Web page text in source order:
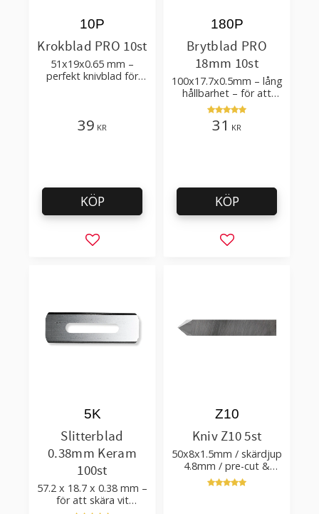
Krokblad PRO 10st
51x19x0.65 mm –
perfekt knivblad för
10P
39 KR
Lägg till i favoriter
KÖP
Brytblad PRO
18mm 10st
100x17.7x0.5mm – lång
hållbarhet – för att
skära kartong, tapet
och golvmaterial
180P
31 KR
Lägg till i
KÖP
Slitterblad
0.38mm Keram
100st
57.2 x 18.7 x 0.38 mm –
för att skära vit
5K
Kniv Z10 5st
50x8x1.5mm / skärdjup
4.8mm / pre-cut &
post-cut 0.84xTm /
skärvinkel 50°
Z10